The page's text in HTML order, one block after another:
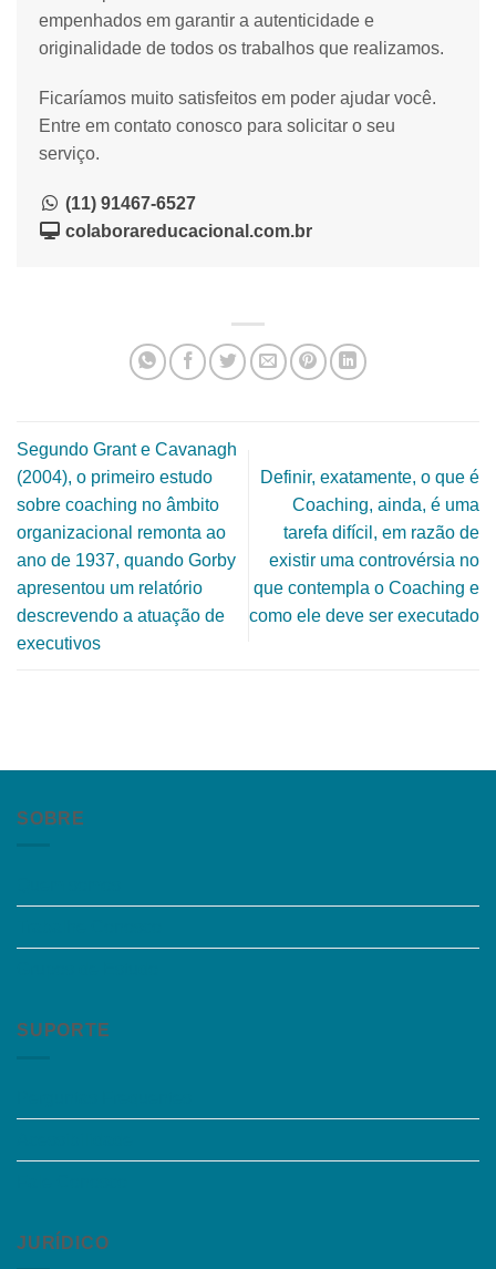
empenhados em garantir a autenticidade e
originalidade de todos os trabalhos que realizamos.
Ficaríamos muito satisfeitos em poder ajudar você.
Entre em contato conosco para solicitar o seu
serviço.
(11) 91467-6527
colaborareducacional.com.br
Segundo Grant e Cavanagh
(2004), o primeiro estudo
sobre coaching no âmbito
organizacional remonta ao
ano de 1937, quando Gorby
apresentou um relatório
descrevendo a atuação de
executivos
Definir, exatamente, o que é
Coaching, ainda, é uma
tarefa difícil, em razão de
existir uma controvérsia no
que contempla o Coaching e
como ele deve ser executado
SOBRE
SUPORTE
JURÍDICO